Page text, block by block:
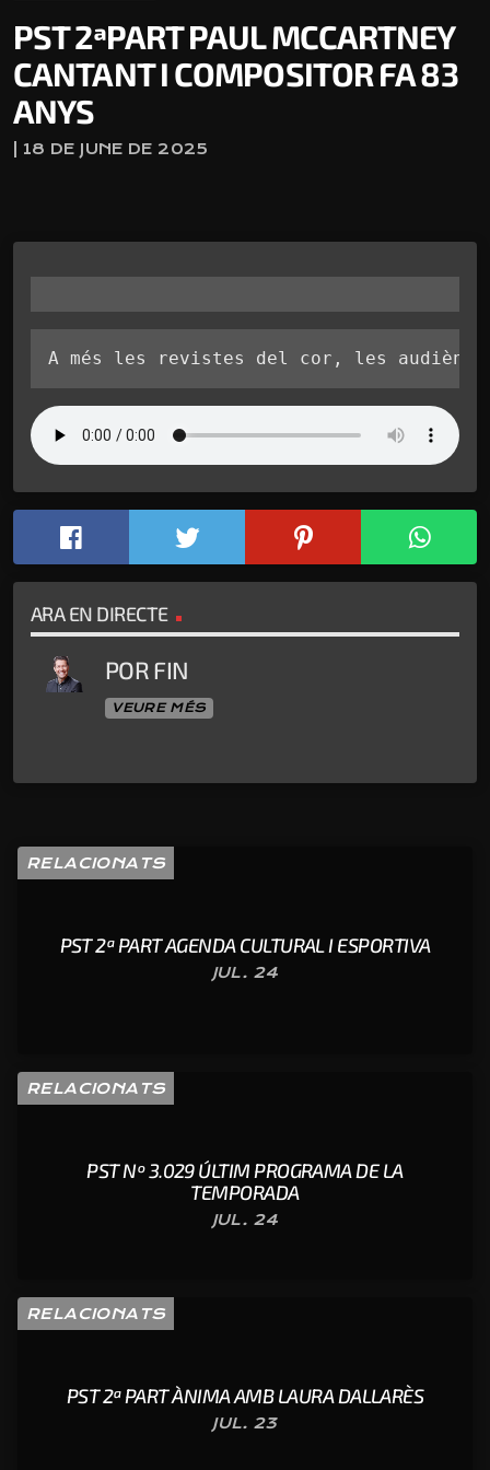
PST 2ªPART PAUL MCCARTNEY
CANTANT I COMPOSITOR FA 83
ANYS
| 18 DE JUNE DE 2025
A més les revistes del cor, les
ARA EN DIRECTE
POR FIN
VEURE MÉS
RELACIONATS
PST 2ª PART AGENDA CULTURAL I ESPORTIVA
JUL. 24
RELACIONATS
PST Nº 3.029 ÚLTIM PROGRAMA DE LA
TEMPORADA
JUL. 24
RELACIONATS
PST 2ª PART ÀNIMA AMB LAURA DALLARÈS
JUL. 23